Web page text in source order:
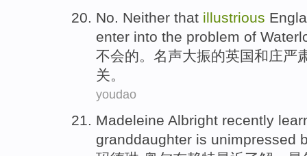
No. Neither that illustrious
enter into the problem of
不会的。 名声大振的英国和庄严
关。
youdao
Madeleine Albright recently
granddaughter is unimpressed